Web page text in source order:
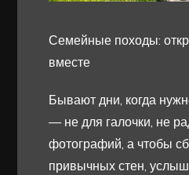
Семейные походы:
вместе
Бывают дни, когда
— не для галочки, не
фотографий, а чтобы
привычных стен,